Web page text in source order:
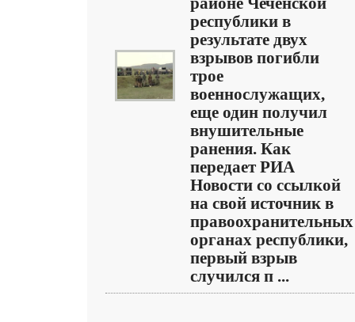
республики в
результате двух
взрывов погибли
трое
военнослужащих,
еще один получил
внушительные
ранения. Как
передает РИА
Новости со ссылкой
на свой источник в
правоохранительных
органах республики,
первый взрыв
случился п ...